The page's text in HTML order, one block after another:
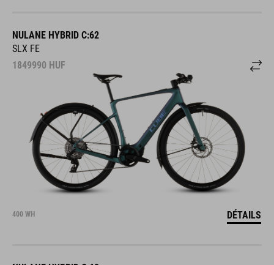
NULANE HYBRID C:62
SLX FE
1849990 HUF
400 WH DÉTAILS